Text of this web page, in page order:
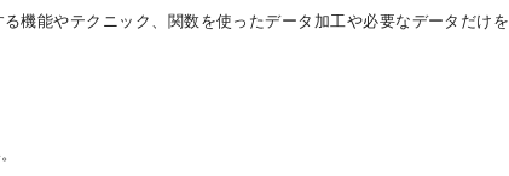
機能やテクニック、関数を使ったデータ加工や必要なデータだけを